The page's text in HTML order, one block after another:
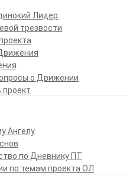
Лидер
трезвости
о Движении
Ангелу
по Дневнику ПТ
по темам проекта ОЛ